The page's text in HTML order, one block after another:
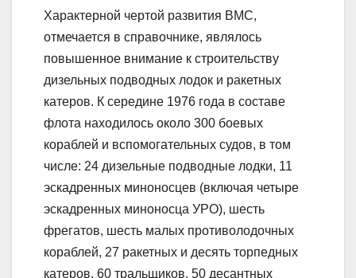
Характерной чертой развития ВМС,
отмечается в справочнике, являлось
повышенное внимание к строительству
дизельных подводных лодок и ракетных
катеров. К середине 1976 года в составе
флота находилось около 300 боевых
кораблей и вспомогательных судов, в том
числе: 24 дизельные подводные лодки, 11
эскадренных миноносцев (включая четыре
эскадренных миноносца УРО), шесть
фрегатов, шесть малых противолодочных
кораблей, 27 ракетных и десять торпедных
катеров, 60 тральщиков, 50 десантных